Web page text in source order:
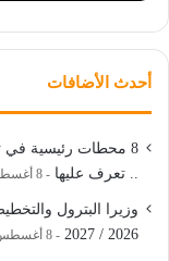
أحدث الأضافات
8 محطات رئيسية
.. تعرف عليها
8 أغسطس، 2026
وزيرا البترول
2026 / 2027
8 أغسطس، 2026